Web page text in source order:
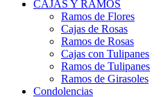
CAJAS Y RAMOS
Ramos de Flores
Cajas de Rosas
Ramos de Rosas
Cajas con Tulipanes
Ramos de Tulipanes
Ramos de Girasoles
Condolencias